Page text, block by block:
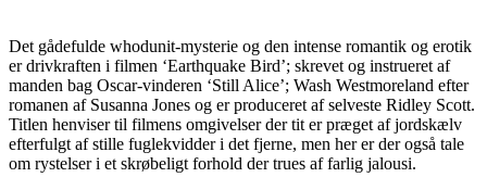
Det gådefulde whodunit-mysterie og den intense romantik og erotik
er drivkraften i filmen ‘Earthquake Bird’; skrevet og instrueret af
manden bag Oscar-vinderen ‘Still Alice’; Wash Westmoreland efter
romanen af Susanna Jones og er produceret af selveste Ridley Scott.
Titlen henviser til filmens omgivelser der tit er præget af jordskælv
efterfulgt af stille fuglekvidder i det fjerne, men her er der også tale
om rystelser i et skrøbeligt forhold der trues af farlig jalousi.